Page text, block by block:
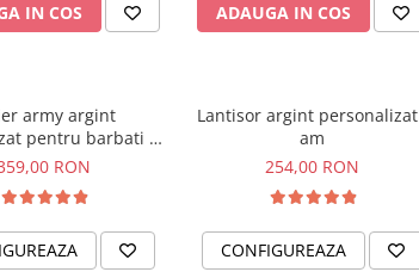
IN COS ADAUGA IN COS
army argint
pentru barbati - I
amRON
Lantisor argint
am
254,00 RON
CONFIGUREAZA